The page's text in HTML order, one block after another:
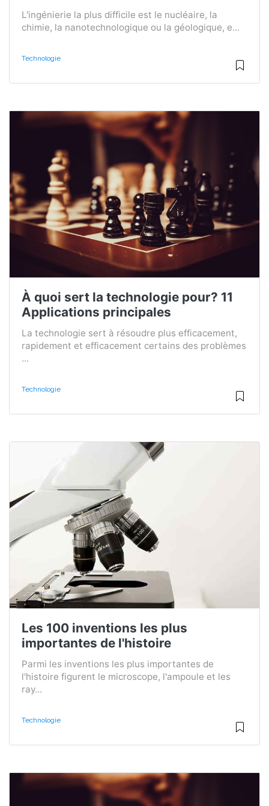
L'ingénierie la plus difficile est le nucléaire, la
chimie, la nanotechnologique ou la géologique, e...
Technologie
À quoi sert la technologie pour? 11
Applications principales
La technologie sert à résoudre plus efficacement,
rapidement et efficacement certains des problèmes
...
Technologie
Les 100 inventions les plus
importantes de l'histoire
Parmi les inventions les plus importantes de
l'histoire figurent le microscope, l'ampoule et les
ray...
Technologie